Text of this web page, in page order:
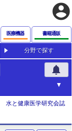
account_circle
医療機器 書籍通販
分野で探す
notifications
水と健康医学研究会誌